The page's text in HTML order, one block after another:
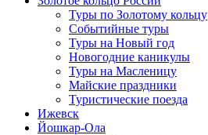
Туры по Золотому кольцу
Событийные туры
Туры на Новый год
Новогодние каникулы
Туры на Масленицу
Майские праздники
Туристические поезда
Ижевск
Йошкар-Ола